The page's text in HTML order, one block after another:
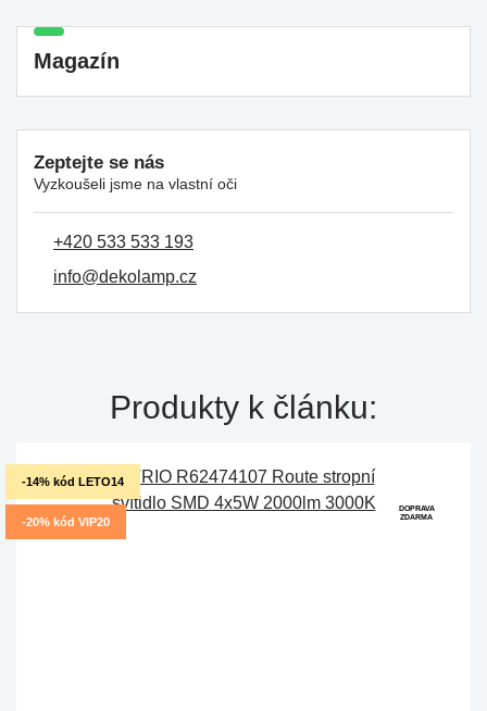
Magazín
Zeptejte se nás
Vyzkoušeli jsme na vlastní oči
+420 533 533 193
info@dekolamp.cz
Produkty k článku:
-14% kód LETO14
-20% kód VIP20
DOPRAVA
ZDARMA